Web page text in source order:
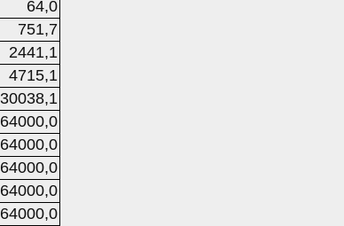
64,0
751,7
2441,1
4715,1
30038,1
64000,0
64000,0
64000,0
64000,0
64000,0